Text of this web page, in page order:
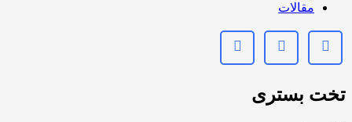
مقالات
تخت بستری